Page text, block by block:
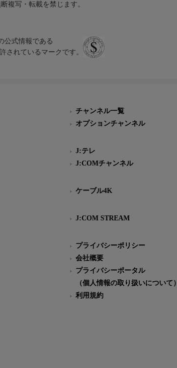
複写・転載を禁じます。
公式情報である
されているマークです。
チャンネル一覧
オプションチャンネル
J:テレ
J:COMチャンネル
ケーブル4K
J:COM STREAM
プライバシーポリシー
会社概要
プライバシーポータル
（個人情報の取り扱いについて）
利用規約